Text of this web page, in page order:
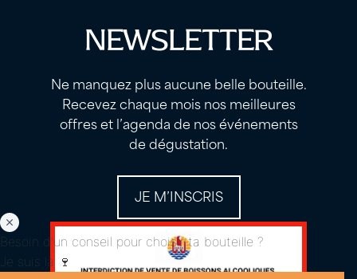
NEWSLETTER
Ne manquez plus aucune belle bouteille.
Recevez chaque mois nos meilleures
offres et l’agenda de nos événements
de dégustation.
JE M’INSCRIS
Besoin d'un conseil pour choisir ta bouteille ?
Je suis là 🍷